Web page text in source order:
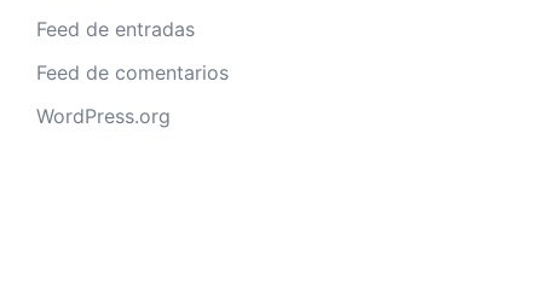
Feed de entradas
Feed de comentarios
WordPress.org